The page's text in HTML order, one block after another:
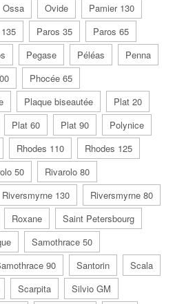
Ossa Ovide
Pamier 130
Paros 35
Paros 65
Pegase Péléas
Penna
Phocée 65
Plaque biseautée
Plat 20
Plat 60 Plat 90
Polynice
Rhodes 110
Rhodes 125
50
Rivarolo 80
Riversmyrne 130
Riversmyrne 80
Roxane
Saint Petersbourg
Samothrace 50
90 Santorin
Scala
Scarpita
Silvio GM